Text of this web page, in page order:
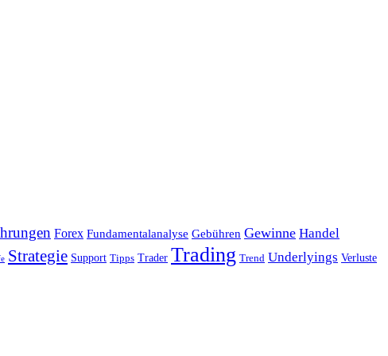
Forex Fundamentalanalyse Gebühren Gewinne Handel
Strategie Support Tipps Trader Trading Trend Underlyings Verluste